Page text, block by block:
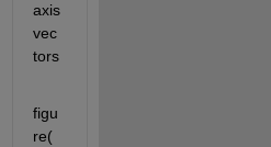
axis
vec
tors
figu
re(